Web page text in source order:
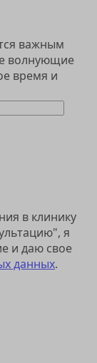
важным
волнующие
время и
в клинику
я
и даю свое
данных.